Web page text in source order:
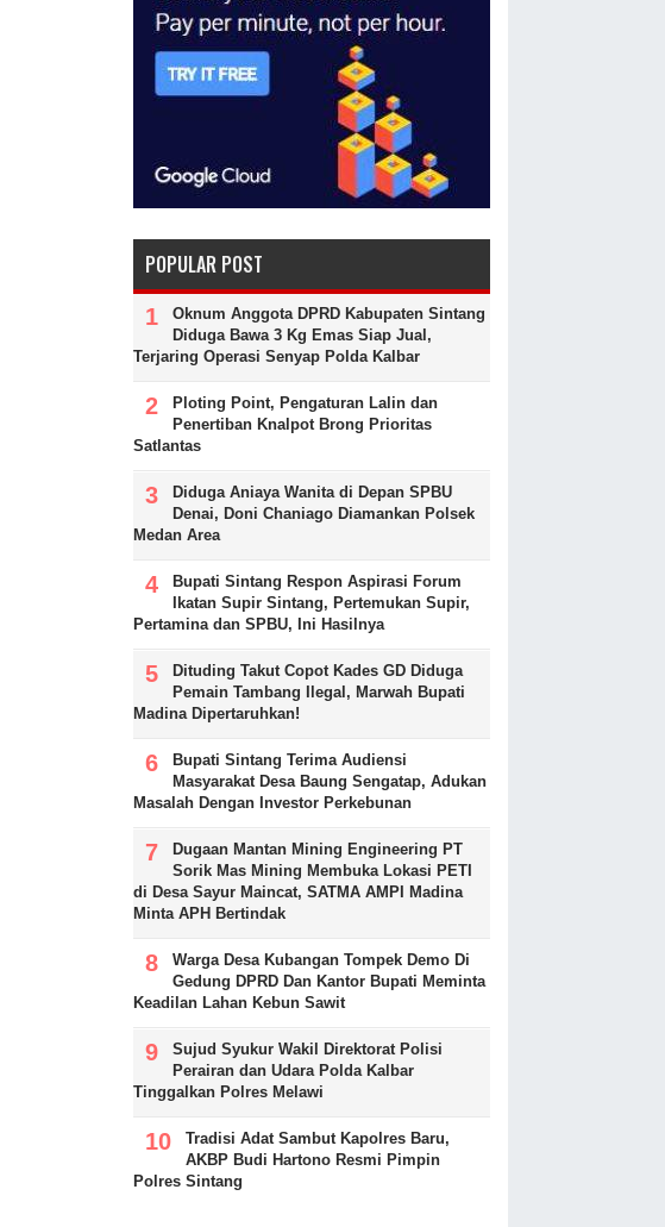
POPULAR POST
Oknum Anggota DPRD Kabupaten Sintang
Diduga Bawa 3 Kg Emas Siap Jual,
Terjaring Operasi Senyap Polda Kalbar
Ploting Point, Pengaturan Lalin dan
Penertiban Knalpot Brong Prioritas
Satlantas
Diduga Aniaya Wanita di Depan SPBU
Denai, Doni Chaniago Diamankan Polsek
Medan Area
Bupati Sintang Respon Aspirasi Forum
Ikatan Supir Sintang, Pertemukan Supir,
Pertamina dan SPBU, Ini Hasilnya
Dituding Takut Copot Kades GD Diduga
Pemain Tambang Ilegal, Marwah Bupati
Madina Dipertaruhkan!
Bupati Sintang Terima Audiensi
Masyarakat Desa Baung Sengatap, Adukan
Masalah Dengan Investor Perkebunan
Dugaan Mantan Mining Engineering PT
Sorik Mas Mining Membuka Lokasi PETI
di Desa Sayur Maincat, SATMA AMPI Madina
Minta APH Bertindak
Warga Desa Kubangan Tompek Demo Di
Gedung DPRD Dan Kantor Bupati Meminta
Keadilan Lahan Kebun Sawit
Sujud Syukur Wakil Direktorat Polisi
Perairan dan Udara Polda Kalbar
Tinggalkan Polres Melawi
Tradisi Adat Sambut Kapolres Baru,
AKBP Budi Hartono Resmi Pimpin
Polres Sintang